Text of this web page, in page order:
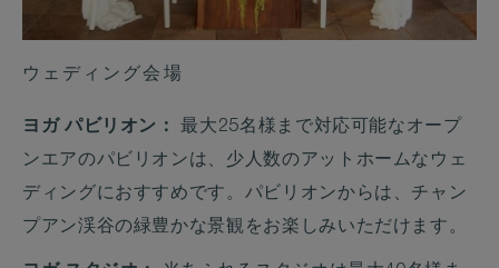
ウェディング会場
ヨガ パビリオン：最大25名様まで対応可能なオープ
ンエアのパビリオンは、少人数のアットホームなウェ
ディングにおすすめです。パビリオンからは、チャン
プアン渓谷の緑豊かな景観をお楽しみいただけます。